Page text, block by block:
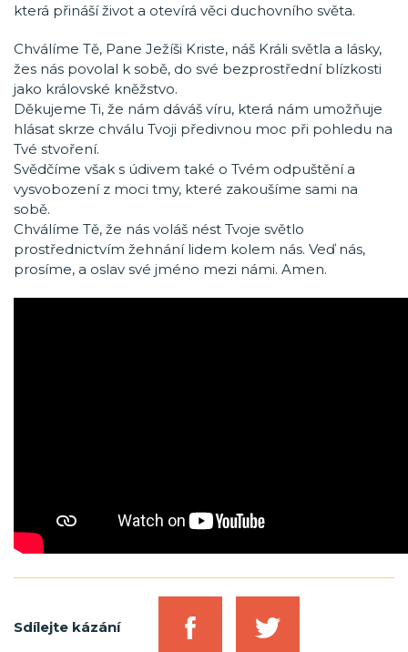
která přináší život a otevírá věci duchovního světa.
Chválíme Tě, Pane Ježíši Kriste, náš Králi světla a lásky,
žes nás povolal k sobě, do své bezprostřední blízkosti
jako královské kněžstvo.
Děkujeme Ti, že nám dáváš víru, která nám umožňuje
hlásat skrze chválu Tvoji předivnou moc při pohledu na
Tvé stvoření.
Svědčíme však s údivem také o Tvém odpuštění a
vysvobození z moci tmy, které zakoušíme sami na
sobě.
Chválíme Tě, že nás voláš nést Tvoje světlo
prostřednictvím žehnání lidem kolem nás. Veď nás,
prosíme, a oslav své jméno mezi námi. Amen.
Sdílejte kázání